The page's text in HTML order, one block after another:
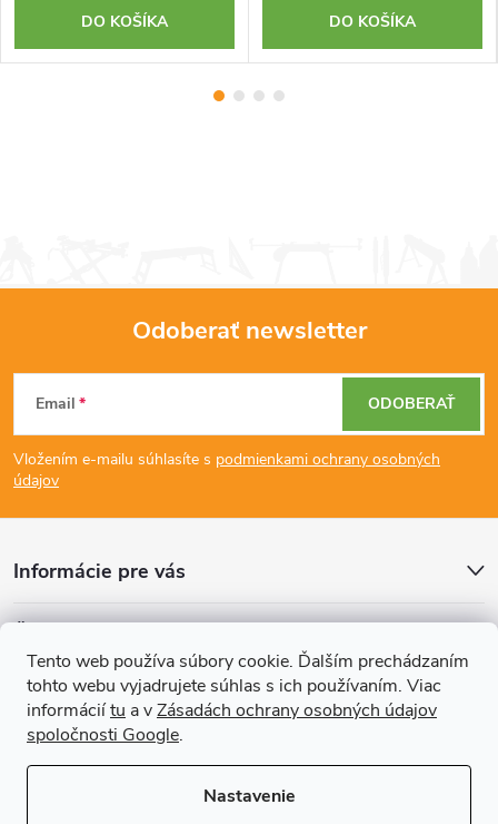
Tento web používa súbory cookie. Ďalším prechádzaním
tohto webu vyjadrujete súhlas s ich používaním. Viac
informáciítu a vZásadách ochrany osobných údajov
spoločnosti Google.
Nastavenie
DO KOŠÍKA DO KOŠÍKA
Z
á
p
ä
t
Odoberať newsletter
Email
Vložením e-mailu súhlasíte s podmienkami ochrany osobných
údajov
ODOBERAŤ
Informácie pre vás
Prijímame online platby